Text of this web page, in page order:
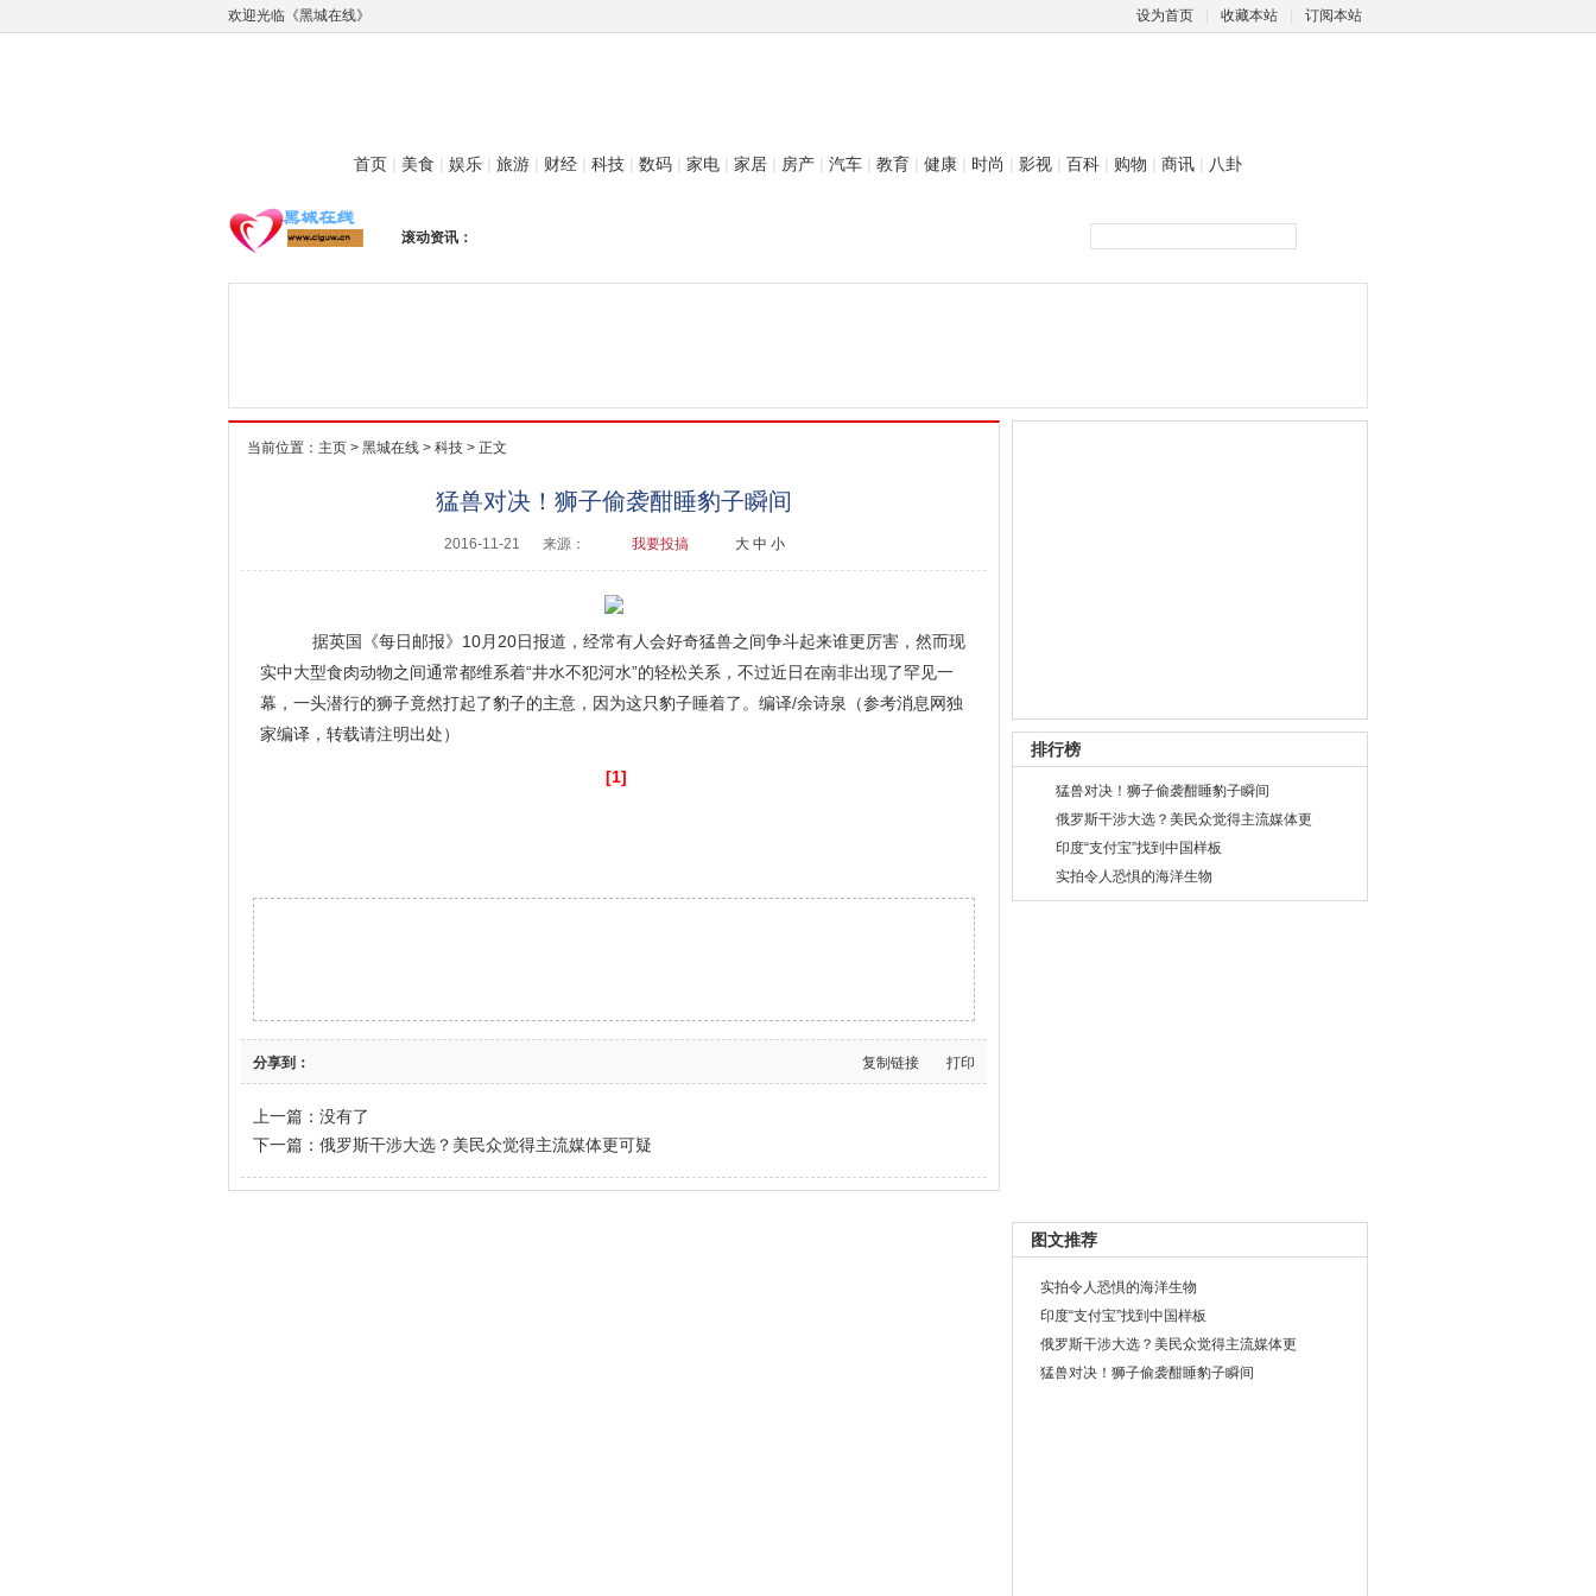
欢迎光临《黑城在线》 设为首页 收藏本站 订阅本站
首页 | 美食 | 娱乐 | 旅游 | 财经 | 科技 | 数码 | 家电 | 家居 | 房产 | 汽车 | 教育 | 健康 | 时尚 | 影视 | 百科 | 购物 | 商讯 | 八卦
滚动资讯：
当前位置： 主页 > 黑城在线 > 科技 > 正文
猛兽对决！狮子偷袭酣睡豹子瞬间
2016-11-21 来源： 我要投搞 大 中 小
据英国《每日邮报》10月20日报道，经常有人会好奇猛兽之间争斗起来谁更厉害，然而现
实中大型食肉动物之间通常都维系着“井水不犯河水”的轻松关系，不过近日在南非出现了罕见一
幕，一头潜行的狮子竟然打起了豹子的主意，因为这只豹子睡着了。编译/余诗泉（参考消息网独
家编译，转载请注明出处）
[1]
分享到： 复制链接 打印
上一篇：没有了
下一篇： 俄罗斯干涉大选？美民众觉得主流媒体更可疑
排行榜
猛兽对决！狮子偷袭酣睡豹子瞬间
俄罗斯干涉大选？美民众觉得主流媒体更
印度“支付宝”找到中国样板
实拍令人恐惧的海洋生物
图文推荐
实拍令人恐惧的海洋生物
印度“支付宝”找到中国样板
俄罗斯干涉大选？美民众觉得主流媒体更
猛兽对决！狮子偷袭酣睡豹子瞬间